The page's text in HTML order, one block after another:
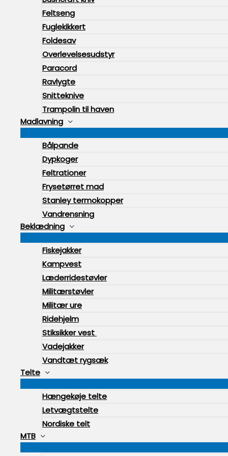
Feltseng
Fuglekikkert
Foldesav
Overlevelsesudstyr
Paracord
Ravlygte
Snitteknive
Trampolin til haven
Madlavning
Bålpande
Dypkoger
Feltrationer
Frysetørret mad
Stanley termokopper
Vandrensning
Beklædning
Fiskejakker
Kampvest
Læderridestøvler
Militærstøvler
Militær ure
Ridehjelm
Stiksikker vest
Vadejakker
Vandtæt rygsæk
Telte
Hængekøje telte
Letvægtstelte
Nordiske telt
MTB